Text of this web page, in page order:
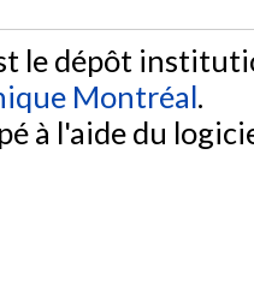
le dépôt
Montréal.
à l'aide du